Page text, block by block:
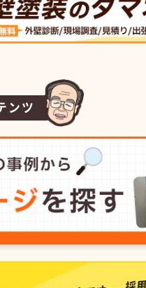
ンツ